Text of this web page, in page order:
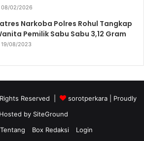
08/02/2026
Narkoba Polres Rohul Tangkap
Pemilik Sabu Sabu 3,12 Gram
19/08/2023
Reserved | sorotperkara
| Proudly
Hosted by SiteGround
Tentang Box Redaksi Login